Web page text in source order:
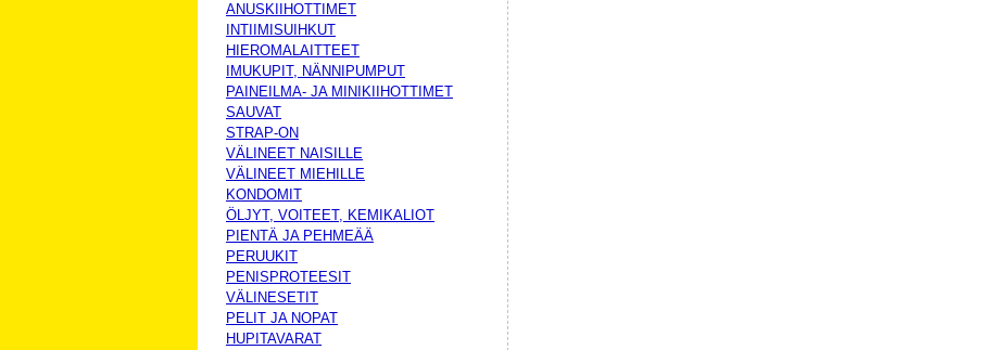
ANUSKIIHOTTIMET
INTIIMISUIHKUT
HIEROMALAITTEET
IMUKUPIT, NÄNNIPUMPUT
PAINEILMA- JA MINIKIIHOTTIMET
SAUVAT
STRAP-ON
VÄLINEET NAISILLE
VÄLINEET MIEHILLE
KONDOMIT
ÖLJYT, VOITEET, KEMIKALIOT
PIENTÄ JA PEHMEÄÄ
PERUUKIT
PENISPROTEESIT
VÄLINESETIT
PELIT JA NOPAT
HUPITAVARAT